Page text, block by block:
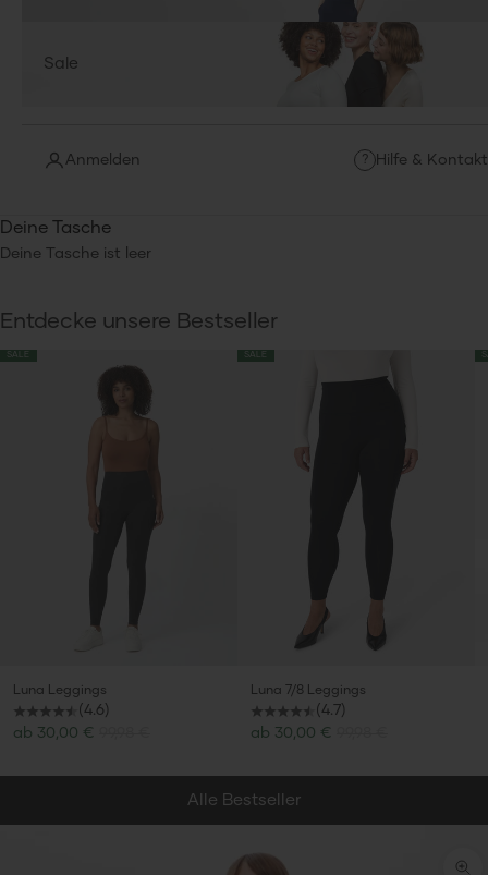
Sale
Anmelden ? Hilfe & Kontakt
Deine Tasche
Deine Tasche ist leer
Entdecke unsere Bestseller
SALE
Luna Leggings
(4.6)
Angebot
ab 30,00 €
SALE
Luna 7/8 Leggings
(4.7)
Angebot
ab 30,00 €
Alle Bestseller